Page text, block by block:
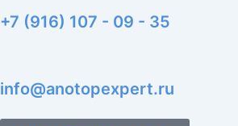
+7 (916) 107 - 09 - 35
info@anotopexpert.ru